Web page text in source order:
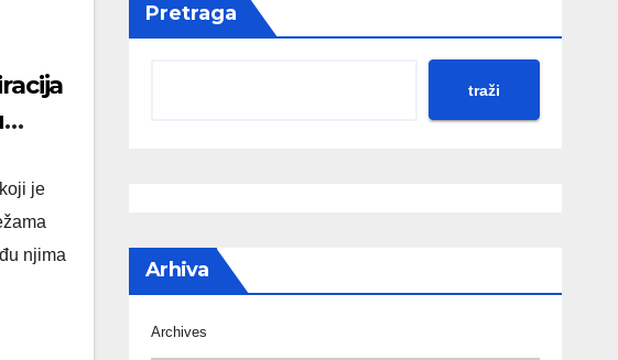
je
njima
Pretraga
traži
Arhiva
Archives